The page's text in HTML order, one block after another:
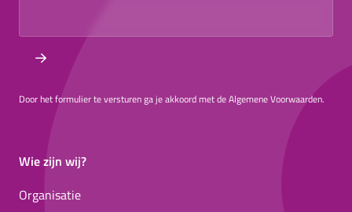
Door het formulier te versturen ga je akkoord met de Algemene Voorwaarden.
Wie zijn wij?
Organisatie